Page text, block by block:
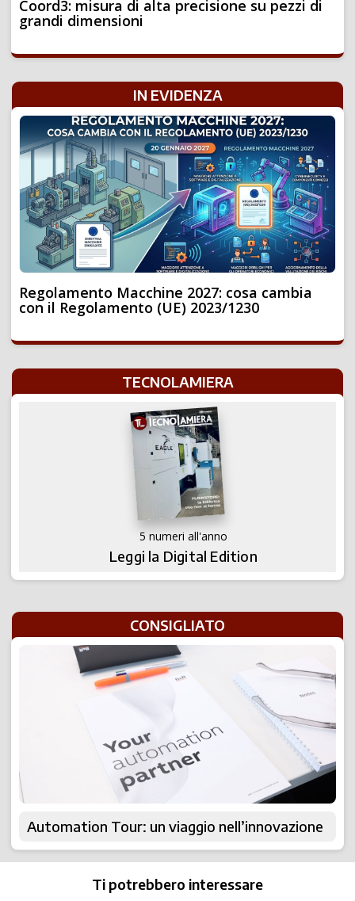
Coord3: misura di alta precisione su pezzi di
grandi dimensioni
IN EVIDENZA
Regolamento Macchine 2027: cosa cambia
con il Regolamento (UE) 2023/1230
TECNOLAMIERA
5 numeri all'anno
Leggi la Digital Edition
CONSIGLIATO
Automation Tour: un viaggio nell’innovazione
Ti potrebbero interessare